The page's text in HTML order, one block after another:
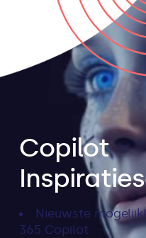
Copilot
Nieuwste
365 Copilot